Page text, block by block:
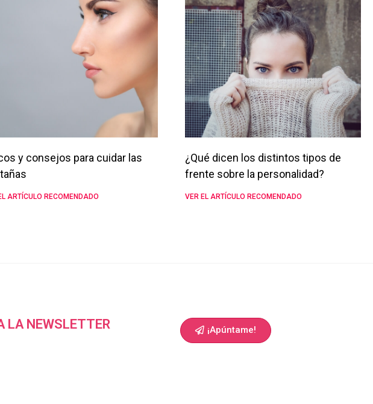
y consejos para cuidar las
ARTÍCULO RECOMENDADO
¿Qué dicen los distintos tipos de
frente sobre la personalidad?
VER EL ARTÍCULO RECOMENDADO
LA NEWSLETTER ¡Apúntame!